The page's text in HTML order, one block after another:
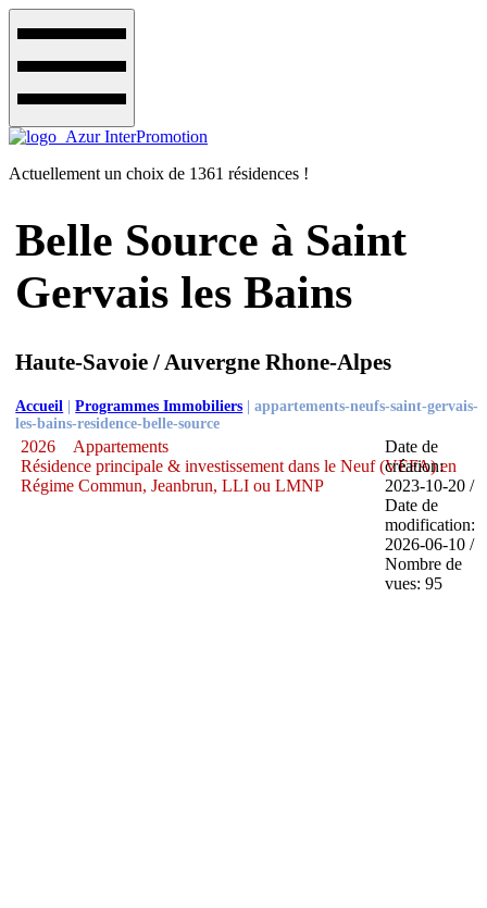
Actuellement un choix de 1361 résidences !
Belle Source à Saint
Gervais les Bains
Haute-Savoie / Auvergne Rhone-Alpes
Accueil |Programmes Immobiliers |appartements-neufs-saint-gervais-
les-bains-residence-belle-source
2026
Appartements
Résidence principale & investissement dans le Neuf (VEFA) en
Régime Commun, Jeanbrun, LLI ou LMNP
Date de
création:
2023-10-20 /
Date de
modification:
2026-06-10 /
Nombre de
vues: 95